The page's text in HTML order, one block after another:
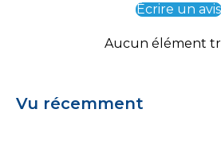
Écrire un avis
Aucun élément
Vu récemment